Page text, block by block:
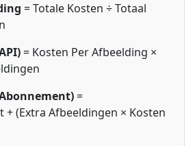
= Totale Kosten ÷ Totaal
= Kosten Per Afbeelding ×
=
(Extra Afbeeldingen × Kosten